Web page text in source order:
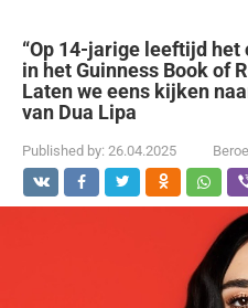
“Op 14-jarige leeftijd
in het Guinness Book of
Laten we eens kijken
van Dua Lipa
Published by: 26.04.2025